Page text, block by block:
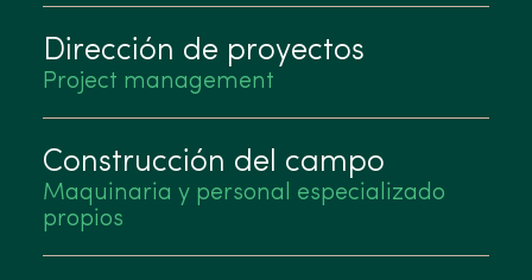
Dirección de proyectos
Project management
Construcción del campo
Maquinaria y personal especializado
propios